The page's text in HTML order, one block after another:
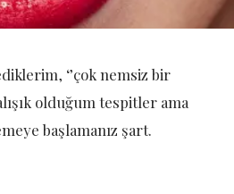
‘’çok nemsiz bir
olduğum tespitler ama
başlamanız şart.